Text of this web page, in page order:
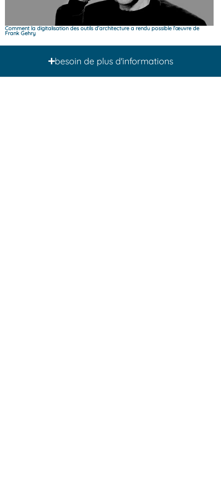
Comment la digitalisation des outils d’architecture a rendu possible l’œuvre de
Frank Gehry
besoin de plus d'informations